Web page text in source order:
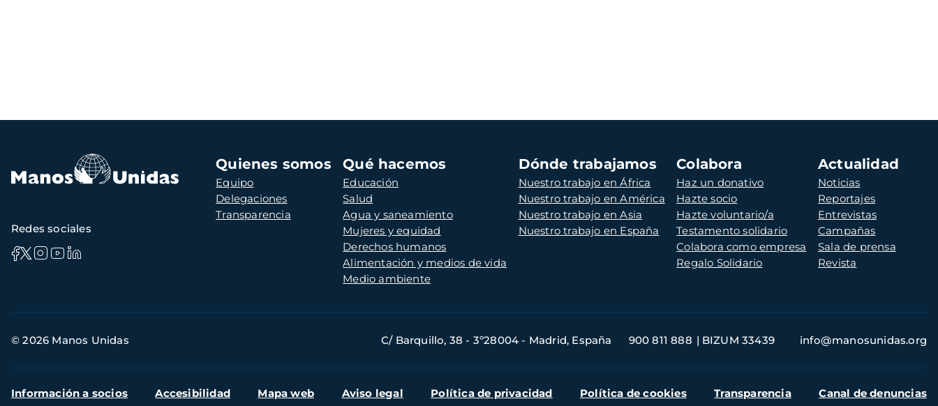
Navegación
principal
Quienes somos
Equipo
Delegaciones
Transparencia
Qué hacemos
Educación
Salud
Agua y saneamiento
Mujeres y equidad
Derechos humanos
Alimentación y medios de vida
Medio ambiente
Dónde trabajamos
Nuestro trabajo en África
Nuestro trabajo en América
Nuestro trabajo en Asia
Nuestro trabajo en España
Colabora
Haz un donativo
Hazte socio
Hazte voluntario/a
Testamento solidario
Colabora como empresa
Regalo Solidario
Actualidad
Noticias
Reportajes
Entrevistas
Campañas
Sala de prensa
Revista
Redes sociales
de
© 2026 Manos Unidas C/ Barquillo, 38 - 3º28004 - Madrid, España 900 811 888 BIZUM 33439 info@manosunidas.org
Menú
Información a socios Accesibilidad Mapa web Aviso legal Política de privacidad Política de cookies Transparencia Canal de denuncias